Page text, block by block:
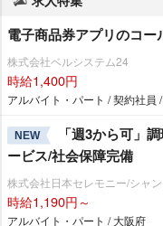
電子商品券アプリのコ
株式会社ベルシステム24
時給1,400円
アルバイト・パート / 契約社員
NEW
「週3から可」
ービス/社会保障完備
株式会社日本セレモニー/シャ
時給1,190円～
アルバイト・パート / 大阪府